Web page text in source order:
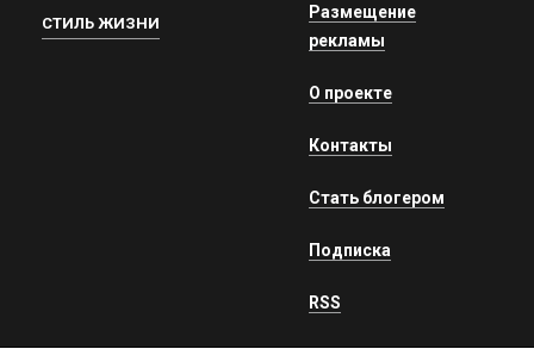
СТИЛЬ ЖИЗНИ
Размещение
рекламы
О проекте
Контакты
Стать блогером
Подписка
RSS